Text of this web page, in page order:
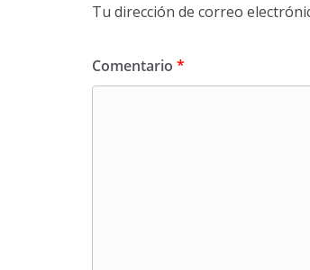
Tu dirección de correo
Comentario *